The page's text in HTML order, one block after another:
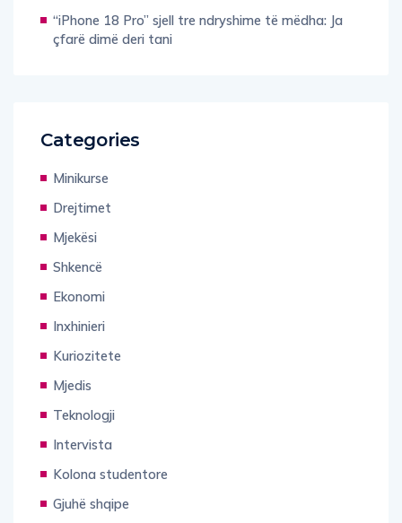
“iPhone 18 Pro” sjell tre ndryshime të mëdha: Ja
çfarë dimë deri tani
Categories
Minikurse
Drejtimet
Mjekësi
Shkencë
Ekonomi
Inxhinieri
Kuriozitete
Mjedis
Teknologji
Intervista
Kolona studentore
Gjuhë shqipe